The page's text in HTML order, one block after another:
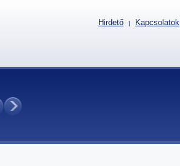
Hirdető | Kapcsolatok